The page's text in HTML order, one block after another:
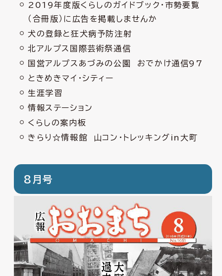
2019年度版くらしのガイドブック・市勢要覧
（合冊版）に広告を掲載しませんか
犬の登録と狂犬病予防注射
北アルプス国際芸術祭通信
国営アルプスあづみの公園 おでかけ通信97
ときめきマイ・シティー
生涯学習
情報ステーション
くらしの案内板
きらり☆情報館 山コン・トレッキングin大町
8月号